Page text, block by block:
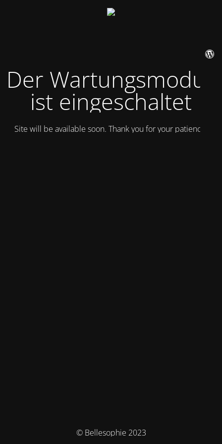
Der Wartungsmodus
ist eingeschaltet
Site will be available soon. Thank you for your patience!
© Bellesophie 2023